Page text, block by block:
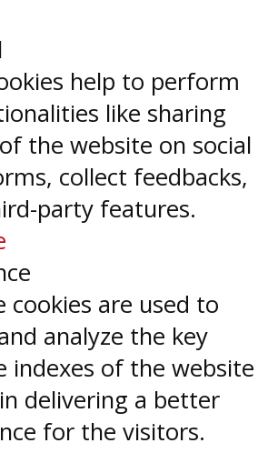
help to perform
like sharing
the website on social
collect feedbacks,
party features.
cookies are used to
analyze the key
indexes of the website
delivering a better
for the visitors.